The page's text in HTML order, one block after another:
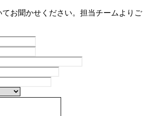
お聞かせください。担当チームよりご